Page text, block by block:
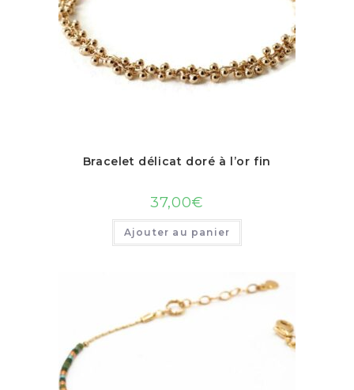
Bracelet délicat doré à l’or fin
37,00€
Ajouter au panier